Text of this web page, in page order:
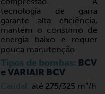
tecnologia de garra
garante alta eficiência,
mantém o consumo de
energia baixo e requer
pouca manutenção.
Tipos de bombas: BCV
e VARIAIR BCV
Caudal: até 275/325 m³/h